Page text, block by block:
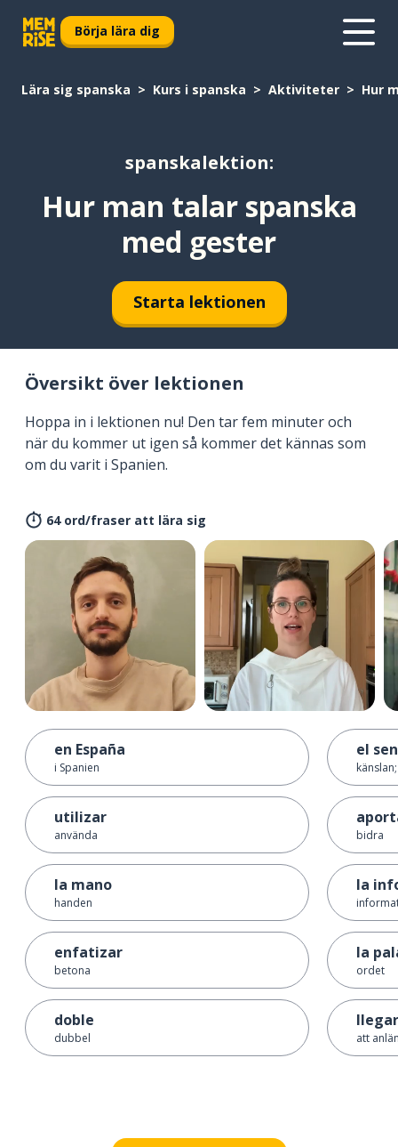
Börja lära dig
Lära sig spanska Kurs i spanska Aktiviteter Hur
spanskalektion:
Hur man talar spanska
med gester
Starta lektionen
Översikt över lektionen
Hoppa in i lektionen nu! Den tar fem minuter och
när du kommer ut igen så kommer det kännas som
om du varit i Spanien.
64 ord/fraser att lära sig
en España
i Spanien
utilizar
använda
la mano
handen
enfatizar
betona
doble
dubbel
el
bidra
la
la
ordet
llegar
att